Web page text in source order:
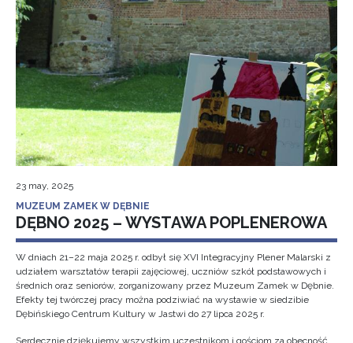
23 may, 2025
MUZEUM ZAMEK W DĘBNIE
DĘBNO 2025 – WYSTAWA POPLENEROWA
W dniach 21–22 maja 2025 r. odbył się XVI Integracyjny Plener Malarski z
udziałem warsztatów terapii zajęciowej, uczniów szkół podstawowych i
średnich oraz seniorów, zorganizowany przez Muzeum Zamek w Dębnie.
Efekty tej twórczej pracy można podziwiać na wystawie w siedzibie
Dębińskiego Centrum Kultury w Jastwi do 27 lipca 2025 r.
Serdecznie dziękujemy wszystkim uczestnikom i gościom za obecność